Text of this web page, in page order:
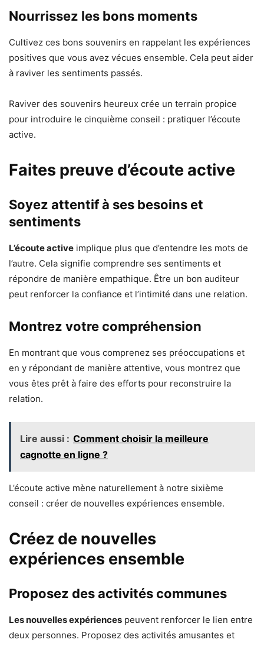
Nourrissez les bons moments
Cultivez ces bons souvenirs en rappelant les expériences
positives que vous avez vécues ensemble. Cela peut aider
à raviver les sentiments passés.
Raviver des souvenirs heureux crée un terrain propice
pour introduire le cinquième conseil : pratiquer l’écoute
active.
Faites preuve d’écoute active
Soyez attentif à ses besoins et
sentiments
L’écoute active implique plus que d’entendre les mots de
l’autre. Cela signifie comprendre ses sentiments et
répondre de manière empathique. Être un bon auditeur
peut renforcer la confiance et l’intimité dans une relation.
Montrez votre compréhension
En montrant que vous comprenez ses préoccupations et
en y répondant de manière attentive, vous montrez que
vous êtes prêt à faire des efforts pour reconstruire la
relation.
Lire aussi : Comment choisir la meilleure
cagnotte en ligne ?
L’écoute active mène naturellement à notre sixième
conseil : créer de nouvelles expériences ensemble.
Créez de nouvelles
expériences ensemble
Proposez des activités communes
Les nouvelles expériences peuvent renforcer le lien entre
deux personnes. Proposez des activités amusantes et